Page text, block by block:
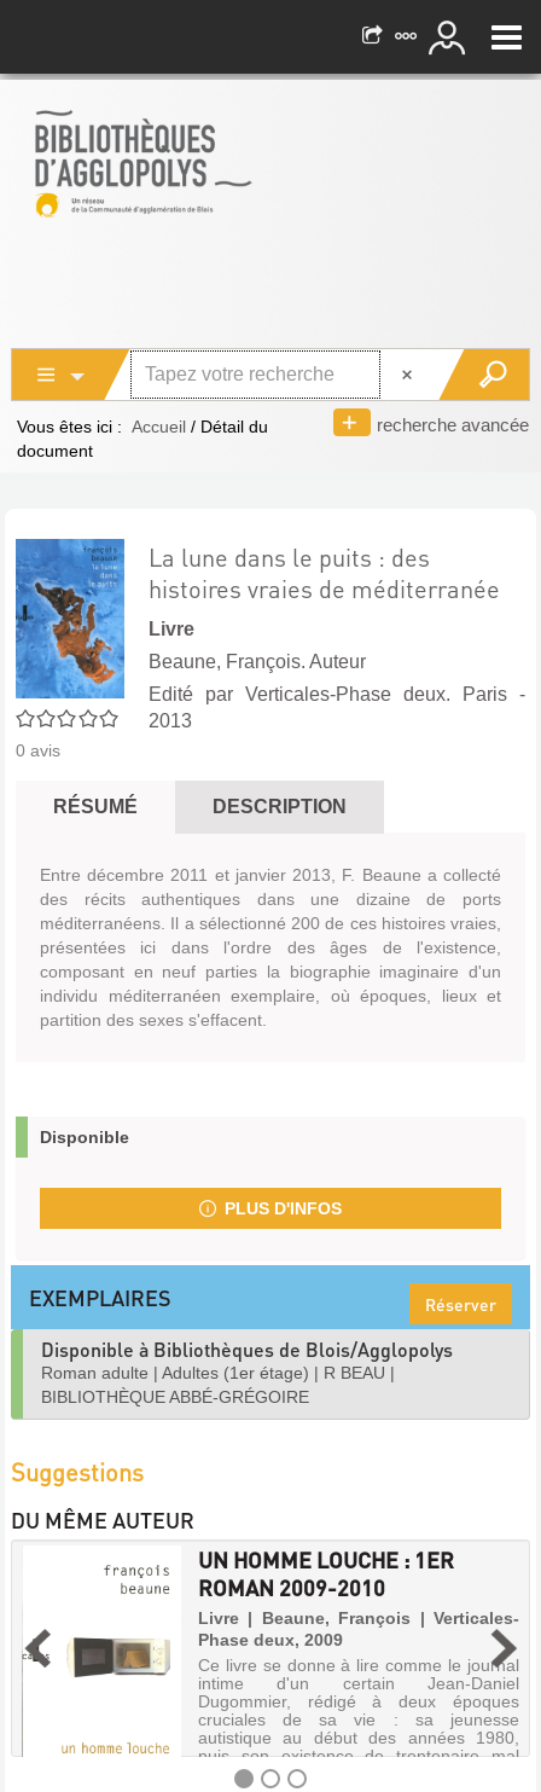
recherche avancée
Vous êtes ici : Accueil / Détail du
document
0/5
0 avis
La lune dans le puits : des
histoires vraies de méditerranée
Livre
Beaune, François. Auteur
Edité par Verticales-Phase deux. Paris -
2013
RÉSUMÉ DESCRIPTION
Entre décembre 2011 et janvier 2013, F. Beaune a collecté
des récits authentiques dans une dizaine de ports
méditerranéens. Il a sélectionné 200 de ces histoires vraies,
présentées ici dans l'ordre des âges de l'existence,
composant en neuf parties la biographie imaginaire d'un
individu méditerranéen exemplaire, où époques, lieux et
partition des sexes s'effacent.
Disponible
PLUS D'INFOS
EXEMPLAIRES Réserver
Disponible à Bibliothèques de Blois/Agglopolys
Roman adulte | Adultes (1er étage) | R BEAU |
BIBLIOTHÈQUE ABBÉ-GRÉGOIRE
Suggestions
DU MÊME AUTEUR
UN HOMME LOUCHE : 1ER
ROMAN 2009-2010
Livre | Beaune, François | Verticales-
Phase deux, 2009
Ce livre se donne à lire comme le journal
intime d'un certain Jean-Daniel
Dugommier, rédigé à deux époques
cruciales de sa vie : sa jeunesse
autistique au début des années 1980,
puis son existence de trentenaire mal
socialisé peu ...